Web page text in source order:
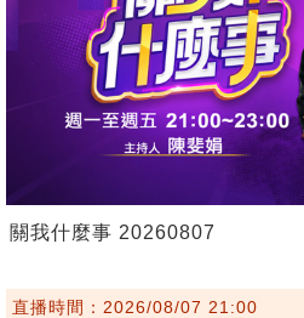
關我什麼事 20260807
直播時間：2026/08/07 21:00